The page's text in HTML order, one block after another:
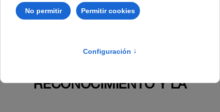
Publicado en:
RECONOCIMIENTO Y LA